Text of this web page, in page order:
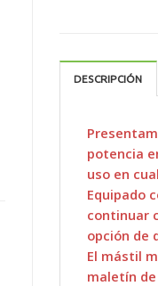
DESCRIPCIÓN
potencia
uso en
Equipado
continuar
opción de
El mástil
maletín